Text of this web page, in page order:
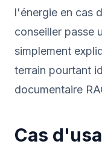
l'énergie en cas
conseiller passe
simplement
terrain pourtant
documentaire
Cas